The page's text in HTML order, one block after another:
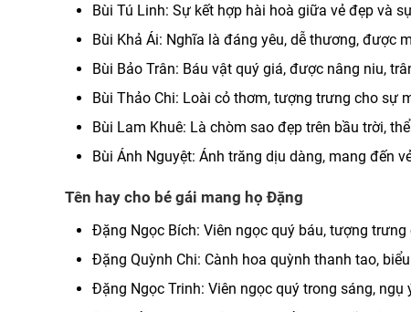
Bùi Tú Linh: Sự kết hợp hài hoà giữa vẻ đẹp và
Bùi Khả Ái: Nghĩa là đáng yêu, dễ thương, được
Bùi Bảo Trân: Báu vật quý giá, được nâng niu,
Bùi Thảo Chi: Loài cỏ thơm, tượng trưng cho sự
Bùi Lam Khuê: Là chòm sao đẹp trên bầu trời,
Bùi Ánh Nguyệt: Ánh trăng dịu dàng, mang đến
Tên hay cho bé gái mang họ Đặng
Đặng Ngọc Bích: Viên ngọc quý báu, tượng
Đặng Quỳnh Chi: Cành hoa quỳnh thanh tao,
Đặng Ngọc Trinh: Viên ngọc quý trong sáng,